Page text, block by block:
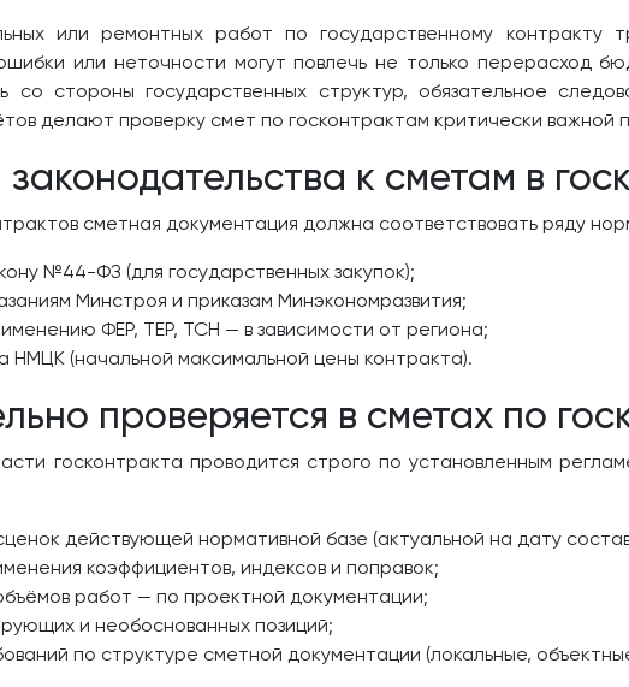
или ремонтных работ по государственному контракту
или неточности могут повлечь не только перерасход
со стороны государственных структур, обязательное
делают проверку смет по госконтрактам критически важной
к сметам в
сметная документация должна соответствовать ряду
№44-ФЗ (для государственных закупок);
Минстроя и приказам Минэкономразвития;
ФЕР, ТЕР, ТСН — в зависимости от региона;
НМЦК (начальной максимальной цены контракта).
проверяется в сметах по
госконтракта проводится строго по установленным
действующей нормативной базе (актуальной на дату
коэффициентов, индексов и поправок;
работ — по проектной документации;
и необоснованных позиций;
по структуре сметной документации (локальные,